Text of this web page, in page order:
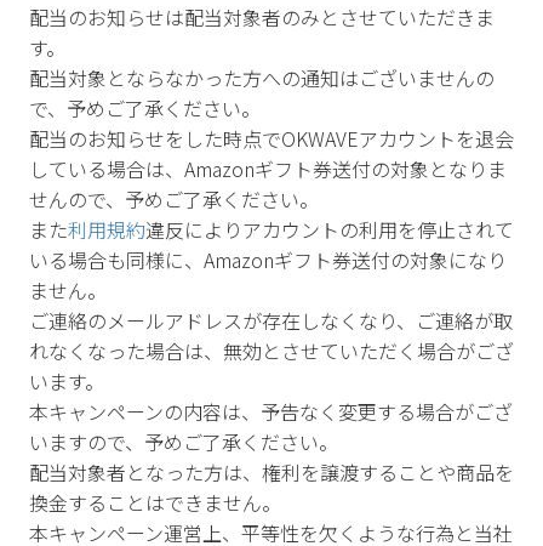
配当のお知らせは配当対象者のみとさせていただきま
す。
配当対象とならなかった方への通知はございませんの
で、予めご了承ください。
配当のお知らせをした時点でOKWAVEアカウントを退会
している場合は、Amazonギフト券送付の対象となりま
せんので、予めご了承ください。
また利用規約違反によりアカウントの利用を停止されて
いる場合も同様に、Amazonギフト券送付の対象になり
ません。
ご連絡のメールアドレスが存在しなくなり、ご連絡が取
れなくなった場合は、無効とさせていただく場合がござ
います。
本キャンペーンの内容は、予告なく変更する場合がござ
いますので、予めご了承ください。
配当対象者となった方は、権利を譲渡することや商品を
換金することはできません。
本キャンペーン運営上、平等性を欠くような行為と当社